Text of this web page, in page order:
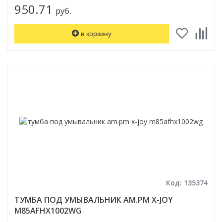
950.71 руб.
в корзину
Код: 135374
ТУМБА ПОД УМЫВАЛЬНИК AM.PM X-JOY
M85AFHX1002WG